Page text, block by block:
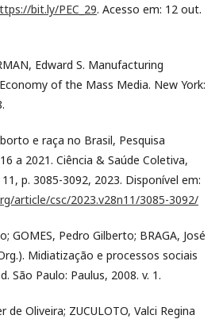
bit.ly/PEC_29. Acesso em: 12 out.
Edward S. Manufacturing
of the Mass Media. New York:
e raça no Brasil, Pesquisa
a 2021. Ciência & Saúde Coletiva,
p. 3085-3092, 2023. Disponível em:
article/csc/2023.v28n11/3085-3092/
GOMES, Pedro Gilberto; BRAGA, José
Midiatização e processos sociais
São Paulo: Paulus, 2008. v. 1.
de Oliveira; ZUCULOTO, Valci Regina